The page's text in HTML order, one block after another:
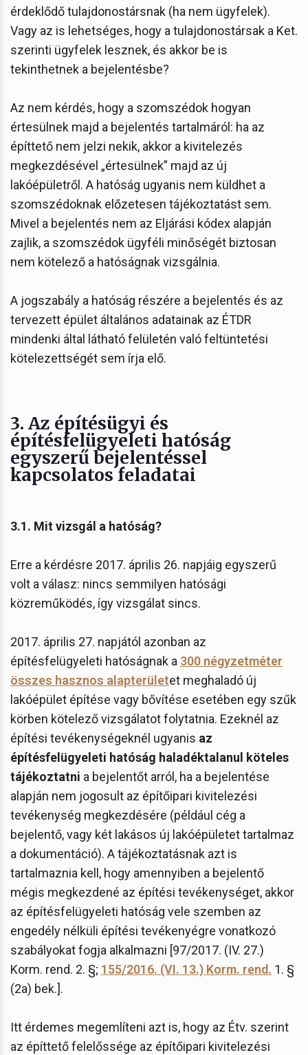
érdeklődő tulajdonostársnak (ha nem ügyfelek).
Vagy az is lehetséges, hogy a tulajdonostársak a Ket.
szerinti ügyfelek lesznek, és akkor be is
tekinthetnek a bejelentésbe?
Az nem kérdés, hogy a szomszédok hogyan
értesülnek majd a bejelentés tartalmáról: ha az
építtető nem jelzi nekik, akkor a kivitelezés
megkezdésével „értesülnek” majd az új
lakóépületről. A hatóság ugyanis nem küldhet a
szomszédoknak előzetesen tájékoztatást sem.
Mivel a bejelentés nem az Eljárási kódex alapján
zajlik, a szomszédok ügyféli minőségét biztosan
nem kötelező a hatóságnak vizsgálnia.
A jogszabály a hatóság részére a bejelentés és az
tervezett épület általános adatainak az ÉTDR
mindenki által látható felületén való feltüntetési
kötelezettségét sem írja elő.
3. Az építésügyi és
építésfelügyeleti hatóság
egyszerű bejelentéssel
kapcsolatos feladatai
3.1. Mit vizsgál a hatóság?
Erre a kérdésre 2017. április 26. napjáig egyszerű
volt a válasz: nincs semmilyen hatósági
közreműködés, így vizsgálat sincs.
2017. április 27. napjától azonban az
építésfelügyeleti hatóságnak a 300 négyzetméter
összes hasznos alapterületet meghaladó új
lakóépület építése vagy bővítése esetében egy szűk
körben kötelező vizsgálatot folytatnia. Ezeknél az
építési tevékenységeknél ugyanis az
építésfelügyeleti hatóság haladéktalanul köteles
tájékoztatni a bejelentőt arról, ha a bejelentése
alapján nem jogosult az építőipari kivitelezési
tevékenység megkezdésére (például cég a
bejelentő, vagy két lakásos új lakóépületet tartalmaz
a dokumentáció). A tájékoztatásnak azt is
tartalmaznia kell, hogy amennyiben a bejelentő
mégis megkezdené az építési tevékenységet, akkor
az építésfelügyeleti hatóság vele szemben az
engedély nélküli építési tevékenyégre vonatkozó
szabályokat fogja alkalmazni [97/2017. (IV. 27.)
Korm. rend. 2. §; 155/2016. (VI. 13.) Korm. rend. 1. §
(2a) bek.].
Itt érdemes megemlíteni azt is, hogy az Étv. szerint
az építtető felelőssége az építőipari kivitelezési